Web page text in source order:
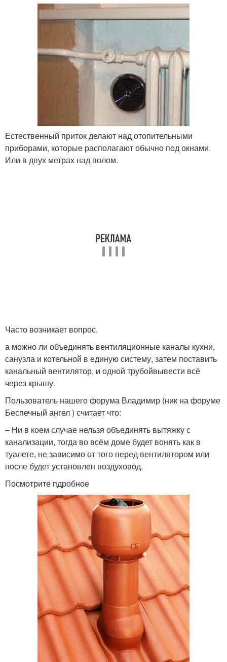
Естественный приток делают над отопительными
приборами, которые располагают обычно под окнами.
Или в двух метрах над полом.
Часто возникает вопрос,
а можно ли объединять вентиляционные каналы кухни,
санузла и котельной в единую систему, затем поставить
канальный вентилятор, и одной трубойвывести всё
через крышу.
Пользователь нашего форума Владимир (ник на форуме
Беспечный ангел ) считает что:
– Ни в коем случае нельзя объединять вытяжку с
канализации, тогда во всём доме будет вонять как в
туалете, не зависимо от того перед вентилятором или
после будет установлен воздуховод.
Посмотрите пдробное